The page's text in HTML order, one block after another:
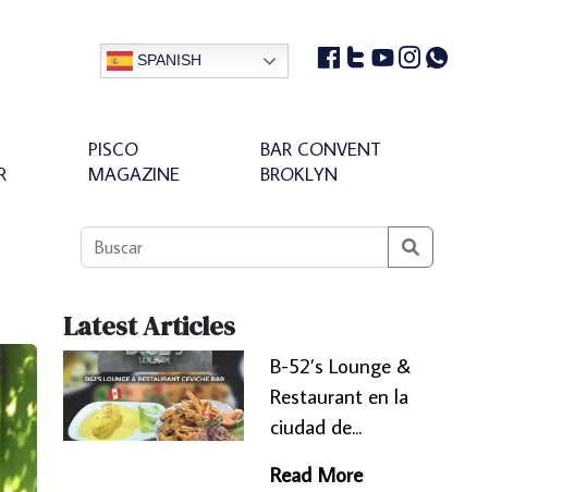
SPANISH
PISCO
MAGAZINE
BAR CONVENT
BROKLYN
Latest Articles
B-52’s Lounge &
Restaurant en la
ciudad de...
Read More